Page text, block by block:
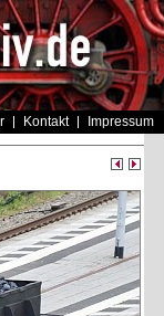
Kontakt Impressum